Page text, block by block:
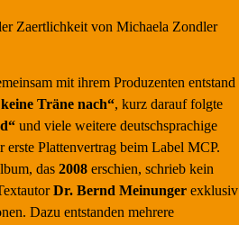
mit ihrem Produzenten entstand
Träne nach“, kurz darauf folgte
und viele weitere deutschsprachige
erste Plattenvertrag beim Label MCP.
das 2008 erschien, schrieb kein
Dr. Bernd Meinunger exklusiv
Dazu entstanden mehrere